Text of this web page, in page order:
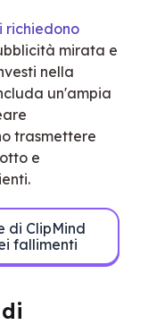
richiedono
mirata e
nella
un'ampia
trasmettere
e
di ClipMind
fallimenti